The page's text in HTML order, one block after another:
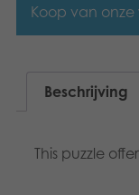
Apps
Polski
Koop van onze
Beschrijving
This puzzle